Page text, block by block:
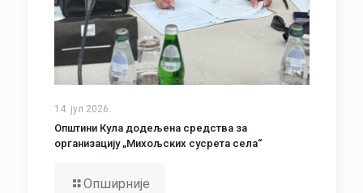
14. јул 2026.
Општини Кула додељена средства за
организацију „Михољских сусрета села“
Опширније